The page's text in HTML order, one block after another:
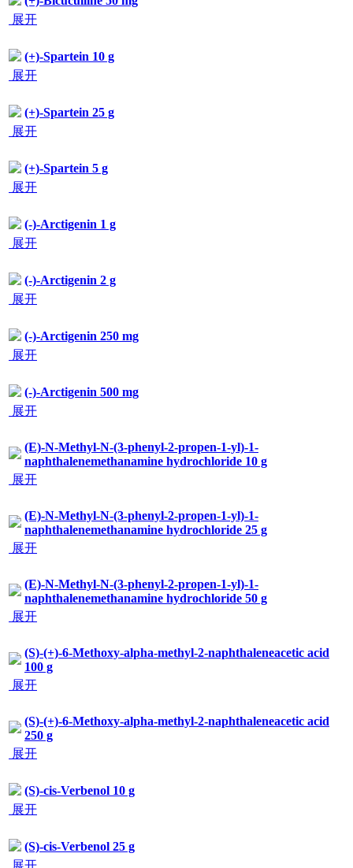
展开
(+)-Spartein 10 g
展开
(+)-Spartein 25 g
展开
(+)-Spartein 5 g
展开
(-)-Arctigenin 1 g
展开
(-)-Arctigenin 2 g
展开
(-)-Arctigenin 250 mg
展开
展开
naphthalenemethanamine hydrochloride 10 g
展开
naphthalenemethanamine hydrochloride 25 g
展开
naphthalenemethanamine hydrochloride 50 g
展开
g
展开
g
展开
展开
展开